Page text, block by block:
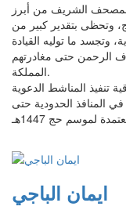
الشريف من أبرز
وتحظى بتقدير كبير من
وتجسد ما توليه القيادة
الرحمن حتى مغادرتهم
المملكة.
تنفيذ المناشط الدعوية
المنافذ الحدودية حتى
ايمان الباجي